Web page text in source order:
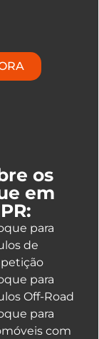
os
em
para
de
para
Off-Road
para
com